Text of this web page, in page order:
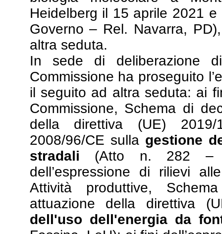
Heidelberg il 15 aprile 2021
Governo – Rel. Navarra,
altra seduta.
In sede di deliberazione
Commissione ha proseguito
il seguito ad altra seduta: ai
Commissione, Schema di
della direttiva (UE)
2008/96/CE sulla gestione
stradali (Atto n. 282 –
dell’espressione di rilievi
Attività produttive,
attuazione della direttiva
dell'uso dell'energia da